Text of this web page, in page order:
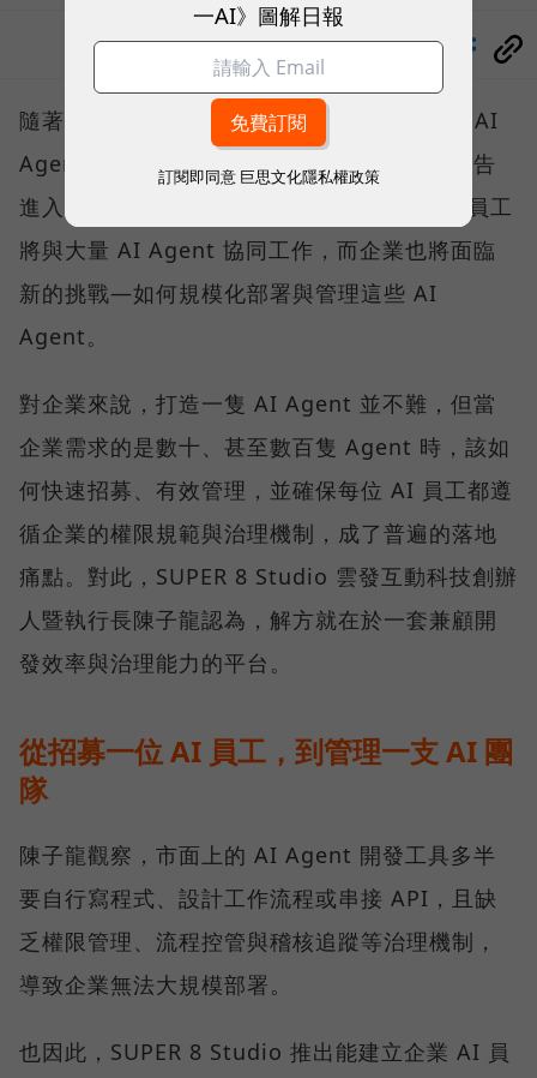
隨著微軟、Google、AWS 等巨頭紛紛喊出「AI
Agent將接管工作流程」，企業營運已正式宣告
進入 AI 代理人時代。在可預見的未來，真人員工
將與大量 AI Agent 協同工作，而企業也將面臨
新的挑戰—如何規模化部署與管理這些 AI
Agent。
對企業來說，打造一隻 AI Agent 並不難，但當
企業需求的是數十、甚至數百隻 Agent 時，該如
何快速招募、有效管理，並確保每位 AI 員工都遵
循企業的權限規範與治理機制，成了普遍的落地
痛點。對此，SUPER 8 Studio 雲發互動科技創辦
人暨執行長陳子龍認為，解方就在於一套兼顧開
發效率與治理能力的平台。
從招募一位 AI 員工，到管理一支 AI 團
隊
陳子龍觀察，市面上的 AI Agent 開發工具多半
要自行寫程式、設計工作流程或串接 API，且缺
乏權限管理、流程控管與稽核追蹤等治理機制，
導致企業無法大規模部署。
也因此，SUPER 8 Studio 推出能建立企業 AI 員
一AI》圖解日報
訂閱即同意 巨思文化隱私權政策